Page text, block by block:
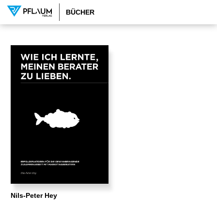
BÜCHER
Nils-Peter Hey